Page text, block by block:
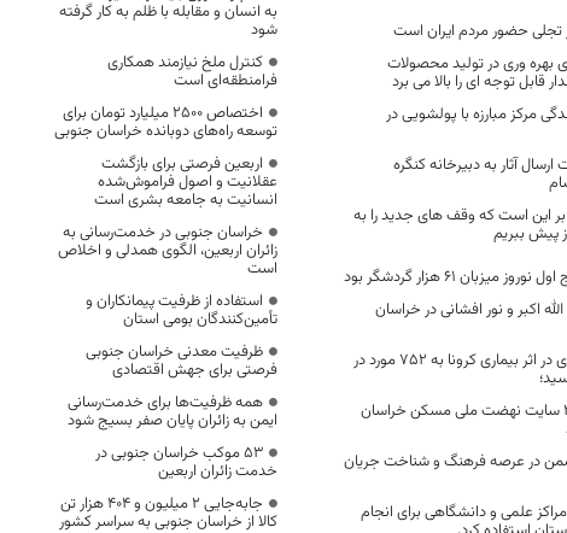
بهره وری در تولید محصولات
قابل توجه ای را بالا می برد
مرکز مبارزه با پولشویی در
ارسال آثار به دبیرخانه کنگره
این است که وقف های جدید را به
پیش ببریم
میزبان ۶۱ هزار گردشگر بود
اکبر و نور افشانی در خراسان
تعداد فوتی های در اثر بیماری کرونا به 752 مورد در
گازرسانی به ۲۴ سایت نهضت ملی مسکن خراسان
در عرصه فرهنگ و شناخت جریان
علمی و دانشگاهی برای انجام
به انسان و مقابله با ظلم به کار گرفته
شود
کنترل ملخ نیازمند همکاری
فرامنطقه‌ای است
اختصاص 2500 میلیارد تومان برای
توسعه راه‌های دوبانده خراسان جنوبی
اربعین فرصتی برای بازگشت
عقلانیت و اصول فراموش‌شده
انسانیت به جامعه بشری است
خراسان جنوبی در خدمت‌رسانی به
زائران اربعین، الگوی همدلی و اخلاص
است
استفاده از ظرفیت پیمانکاران و
تأمین‌کنندگان بومی استان
ظرفیت معدنی خراسان جنوبی
فرصتی برای جهش اقتصادی
همه ظرفیت‌ها برای خدمت‌رسانی
ایمن به زائران پایان صفر بسیج شود
53 موکب خراسان جنوبی در
خدمت زائران اربعین
جابه‌جایی 2 میلیون و 404 هزار تن
کالا از خراسان جنوبی به سراسر کشور